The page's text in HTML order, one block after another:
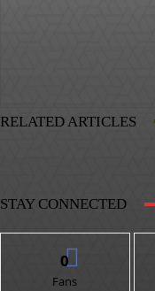
RELATED ARTICLES
STAY CONNECTED
0
Fans